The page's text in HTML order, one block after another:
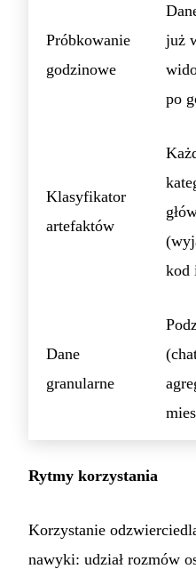
Próbkowanie
godzinowe
już
po
Klasyfikator
artefaktów
kod
Dane
granularne
Rytmy korzystania
Korzystanie
nawyki: udział rozmów